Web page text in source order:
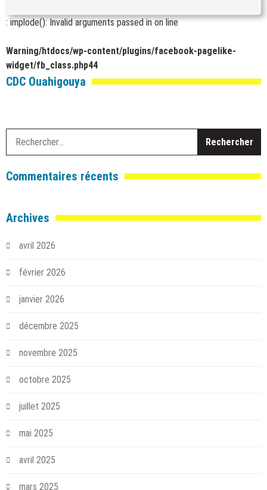
: implode(): Invalid arguments passed inon line
Warning/htdocs/wp-content/plugins/facebook-pagelike-
widget/fb_class.php44
CDC Ouahigouya
Commentaires récents
Archives
avril 2026
février 2026
janvier 2026
décembre 2025
novembre 2025
octobre 2025
juillet 2025
mai 2025
avril 2025
mars 2025